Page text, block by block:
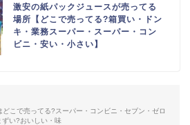
激安の紙パックジュースが売ってる
場所【どこで売ってる?箱買い・ドン
キ・業務スーパー・スーパー・コン
ビニ・安い・小さい】
こで売ってる?スーパー・コンビニ・セブン・ゼロ
ずい?おいしい・味